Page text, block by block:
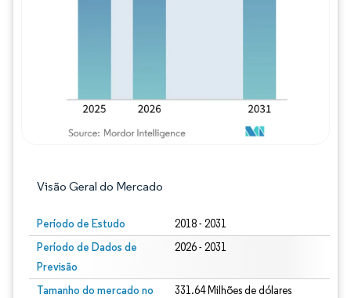
Visão Geral do Mercado
Período de Estudo 2018 - 2031
Período de Dados de
Previsão
2026 - 2031
Tamanho do mercado no
331.64 Milhões de dólares